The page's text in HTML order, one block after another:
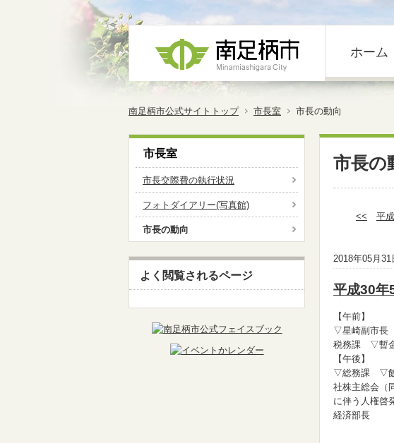
ホーム
南足柄市公式サイトトップ 市長室 市長の動向
市長の
<< 平
2018年05月31
平成30年
【午前】
▽星崎副市長
税務課 ▽暫
【午後】
▽総務課 ▽飯
社株主総会
に伴う人権
経済部長
市長室
市長交際費の執行状況
フォトダイアリー(写真館)
市長の動向
よく閲覧されるページ